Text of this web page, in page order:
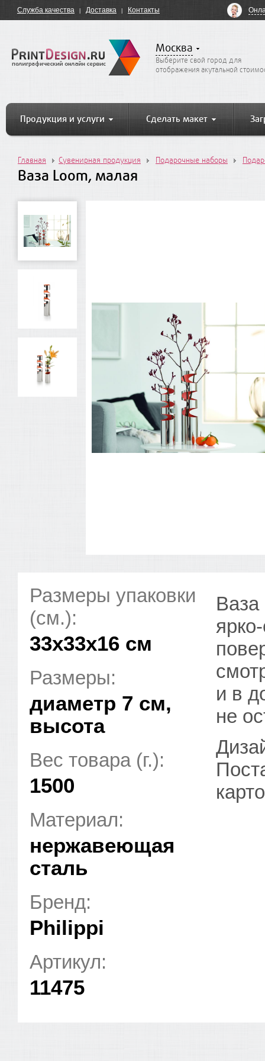
Служба качества Доставка Контакты
Москва
Выберите свой город для
отображения акутальной
Продукция и услуги Сделать макет
Главная Сувенирная продукция Подарочные наборы
Ваза Loom, малая
Размеры упаковки
(см.):
33x33x16 см
Размеры:
диаметр 7 см,
высота
Вес товара (г.):
1500
Материал:
нержавеющая
сталь
Бренд:
Philippi
Артикул:
11475
и в
не